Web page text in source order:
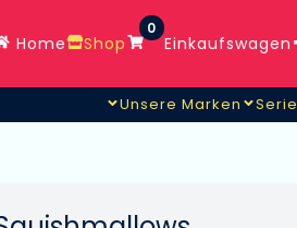
Home Shop
0
Einkaufswagen
Unsere Marken Serie